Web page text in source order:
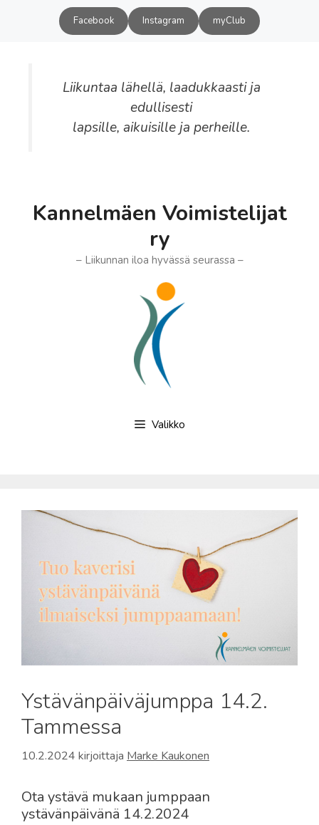
Facebook Instagram myClub
Liikuntaa lähellä, laadukkaasti ja
edullisesti
lapsille, aikuisille ja perheille.
Kannelmäen Voimistelijat
ry
– Liikunnan iloa hyvässä seurassa –
Valikko
Ystävänpäiväjumppa 14.2.
Tammessa
10.2.2024 kirjoittaja Marke Kaukonen
Ota ystävä mukaan jumppaan
ystävänpäivänä 14.2.2024